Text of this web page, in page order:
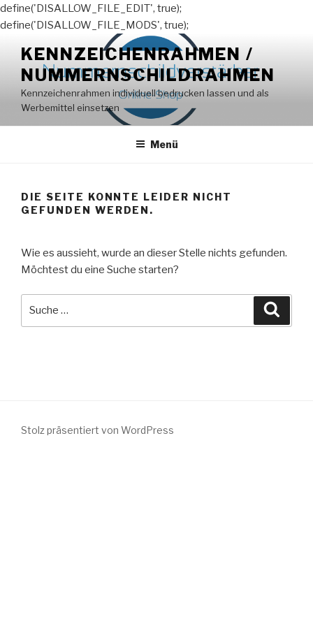
define('DISALLOW_FILE_EDIT', true);
define('DISALLOW_FILE_MODS', true);
Inhalt
springen
KENNZEICHENRAHMEN /
NUMMERNSCHILDRAHMEN
Kennzeichenrahmen individuell bedrucken lassen und als
Werbemittel einsetzen
Menü
DIE SEITE KONNTE LEIDER NICHT
GEFUNDEN WERDEN.
Wie es aussieht, wurde an dieser Stelle nichts gefunden.
Möchtest du eine Suche starten?
Stolz präsentiert von WordPress